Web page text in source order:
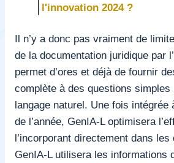
l'innovation 2024 ?
Il n’y a donc pas vraiment de
de la documentation juridique par
permet d’ores et déjà de fournir
complète à des questions simples
langage naturel. Une fois intégrée
de l’année, GenIA-L optimisera
l’incorporant directement dans
GenIA-L utilisera les informations